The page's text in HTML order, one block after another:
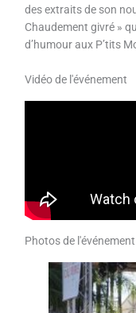
des extraits de son
Chaudement givré »
d’humour aux P’tits
Vidéo de l'événement
Photos de l'événement